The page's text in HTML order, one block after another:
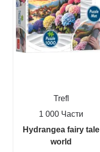
Trefl
1 000 Части
Hydrangea fairy tale
world